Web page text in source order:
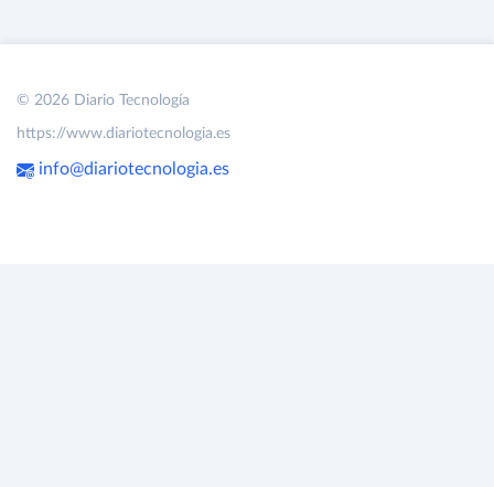
© 2026 Diario Tecnología
https://www.diariotecnologia.es
info@diariotecnologia.es